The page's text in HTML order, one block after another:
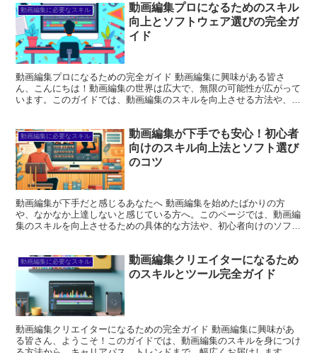
動画編集に必要なスキル
動画編集プロになるためのスキル
向上とソフトウェア選びの完全ガ
イド
動画編集プロになるための完全ガイド 動画編集に興味がある皆さ
ん、こんにちは！動画編集の世界は広大で、無限の可能性が広がって
います。このガイドでは、動画編集のスキルを向上させる方法や、適
動画編集に必要なスキル
動画編集が下手でも安心！初心者
向けのスキル向上法とソフト選び
のコツ
動画編集が下手だと感じるあなたへ 動画編集を始めたばかりの方
や、なかなか上達しないと感じている方へ。このページでは、動画編
集のスキルを向上させるための具体的な方法や、初心者向けのソフト
動画編集に必要なスキル
動画編集クリエイターになるため
のスキルとツール完全ガイド
動画編集クリエイターになるための完全ガイド 動画編集に興味があ
る皆さん、ようこそ！このガイドでは、動画編集のスキルを身につけ